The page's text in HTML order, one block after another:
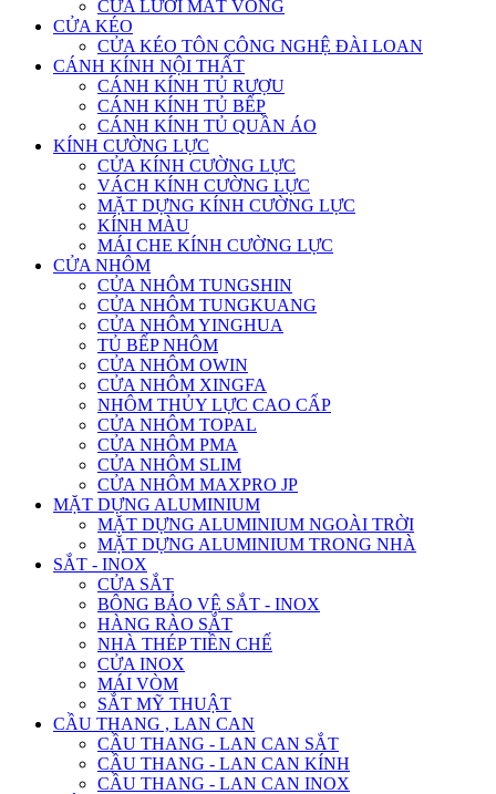
CỬA LƯỚI MẮT VÕNG
CỬA KÉO
CỬA KÉO TÔN CÔNG NGHỆ ĐÀI LOAN
CÁNH KÍNH NỘI THẤT
CÁNH KÍNH TỦ RƯỢU
CÁNH KÍNH TỦ BẾP
CÁNH KÍNH TỦ QUẦN ÁO
KÍNH CƯỜNG LỰC
CỬA KÍNH CƯỜNG LỰC
VÁCH KÍNH CƯỜNG LỰC
MẶT DỰNG KÍNH CƯỜNG LỰC
KÍNH MÀU
MÁI CHE KÍNH CƯỜNG LỰC
CỬA NHÔM
CỬA NHÔM TUNGSHIN
CỬA NHÔM TUNGKUANG
CỬA NHÔM YINGHUA
TỦ BẾP NHÔM
CỬA NHÔM OWIN
CỬA NHÔM XINGFA
NHÔM THỦY LỰC CAO CẤP
CỬA NHÔM TOPAL
CỬA NHÔM PMA
CỬA NHÔM SLIM
CỬA NHÔM MAXPRO JP
MẶT DỰNG ALUMINIUM
MẶT DỰNG ALUMINIUM NGOÀI TRỜI
MẶT DỰNG ALUMINIUM TRONG NHÀ
SẮT - INOX
CỬA SẮT
BÔNG BẢO VỆ SẮT - INOX
HÀNG RÀO SẮT
NHÀ THÉP TIỀN CHẾ
CỬA INOX
MÁI VÒM
SẮT MỸ THUẬT
CẦU THANG , LAN CAN
CẦU THANG - LAN CAN SẮT
CẦU THANG - LAN CAN KÍNH
CẦU THANG - LAN CAN INOX